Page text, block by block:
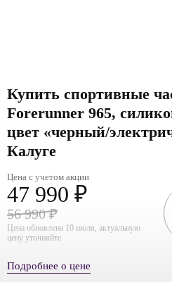
Купить спортивные
Forerunner 965,
цвет «черный/
Калуге
Цена с учетом акции
47 990 ₽
56 990 ₽
Цена обновлена 10 июля, актуальную
цену уточняйте
Подробнее о цене